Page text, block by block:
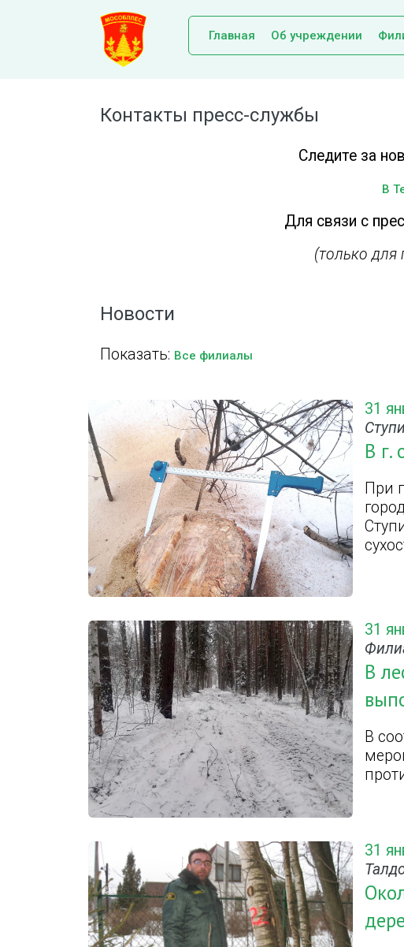
Главная Об учреждении
Контакты пресс-службы
Следите за
В
Для связи с
(только для
Новости
Показать: Все филиалы
31
В г.
При
31
В
В
31